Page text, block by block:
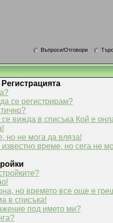
Въпроси/Отговори
се регистрирам?
вижда в списъка Кой е
но не мога да вляза!
време, но сега не
но времето все още е
в списъка!
под името ми?